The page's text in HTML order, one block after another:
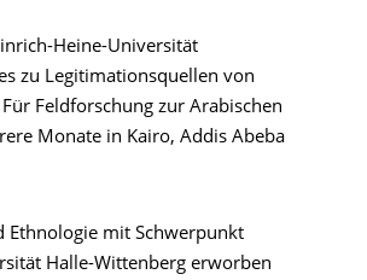
Heine-Universität
zu Legitimationsquellen von
Feldforschung zur Arabischen
Monate in Kairo, Addis Abeba
Ethnologie mit Schwerpunkt
Halle-Wittenberg erworben